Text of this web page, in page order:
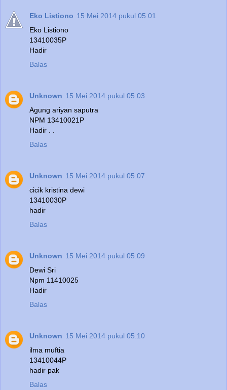
Eko Listiono 15 Mei 2014 pukul 05.01
Eko Listiono
13410035P
Hadir
Balas
Unknown 15 Mei 2014 pukul 05.03
Agung ariyan saputra
NPM 13410021P
Hadir . .
Balas
Unknown 15 Mei 2014 pukul 05.07
cicik kristina dewi
13410030P
hadir
Balas
Unknown 15 Mei 2014 pukul 05.09
Dewi Sri
Npm 11410025
Hadir
Balas
Unknown 15 Mei 2014 pukul 05.10
ilma muftia
13410044P
hadir pak
Balas